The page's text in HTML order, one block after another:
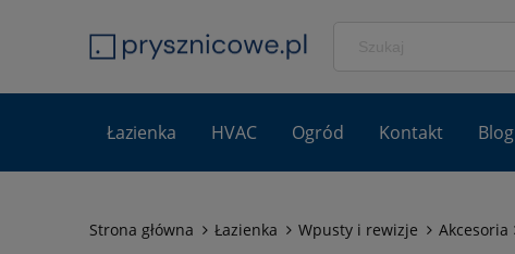
Łazienka HVAC Ogród Kontakt Blog
Strona główna Łazienka Wpusty i rewizje Akcesoria